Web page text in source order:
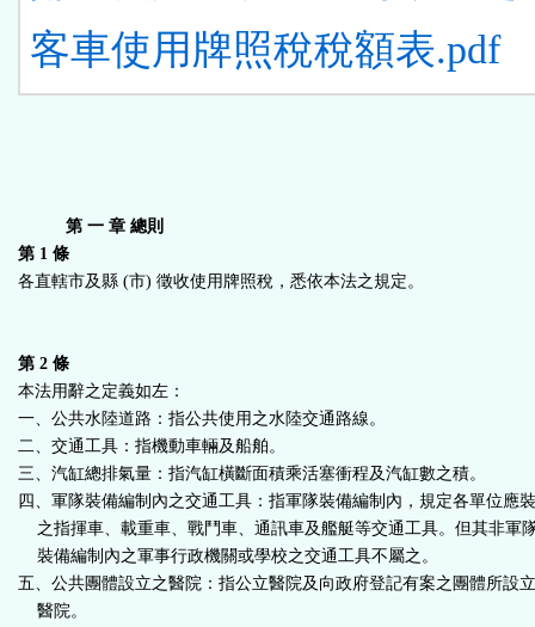
客車使用牌照稅稅額表.pdf
第 一 章 總則
第 1 條
各直轄市及縣 (市) 徵收使用牌照稅，悉依本法之規定。
第 2 條
本法用辭之定義如左：
一、公共水陸道路：指公共使用之水陸交通路線。
二、交通工具：指機動車輛及船舶。
三、汽缸總排氣量：指汽缸橫斷面積乘活塞衝程及汽缸數之積。
四、軍隊裝備編制內之交通工具：指軍隊裝備編制內，規定各單位應
之指揮車、載重車、戰鬥車、通訊車及艦艇等交通工具。但其非軍
裝備編制內之軍事行政機關或學校之交通工具不屬之。
五、公共團體設立之醫院：指公立醫院及向政府登記有案之團體所設
醫院。